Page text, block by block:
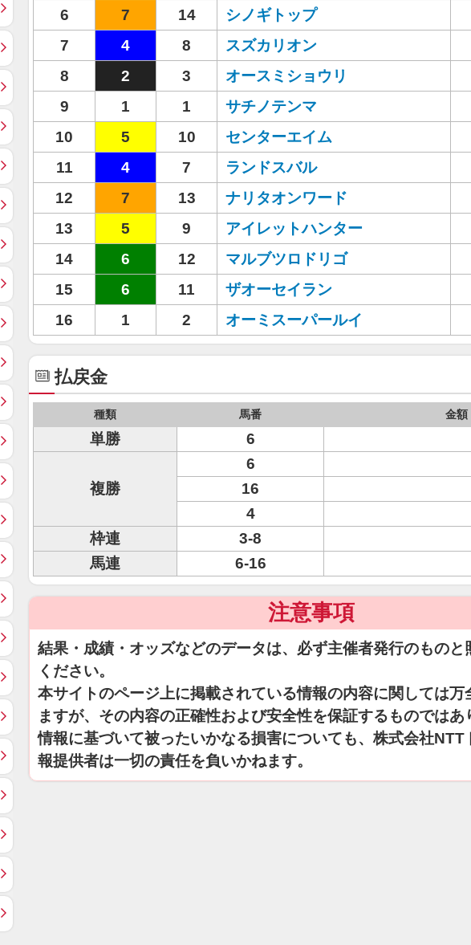
6
7 14 シノギトップ
7
4 8 スズカリオン
8
2 3 オースミショウリ
9
1 1 サチノテンマ
10
5 10 センターエイム
11
4 7 ランドスバル
12
7 13 ナリタオンワード
13
5 9 アイレットハンター
14
6 12 マルブツロドリゴ
15
6 11 ザオーセイラン
16
1 2 オーミスーパールイ
払戻金
種類 馬番 金額
単勝 6
複勝
6
16
4
枠連
3-8
馬連
6-16
注意事項
結果・成績・オッズなどのデータは、必ず主催者発行のものと
ください。
本サイトのページ上に掲載されている情報の内容に関しては万
ますが、その内容の正確性および安全性を保証するものではあ
情報に基づいて被ったいかなる損害についても、株式会社NTT
報提供者は一切の責任を負いかねます。